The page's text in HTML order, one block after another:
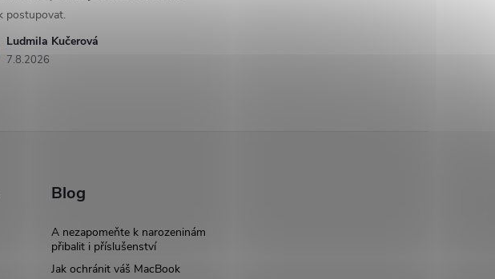
Ludmila Kučerová
7.8.2026
postupovat.
Blog
A nezapomeňte k narozeninám
přibalit i příslušenství
Jak ochránit váš MacBook